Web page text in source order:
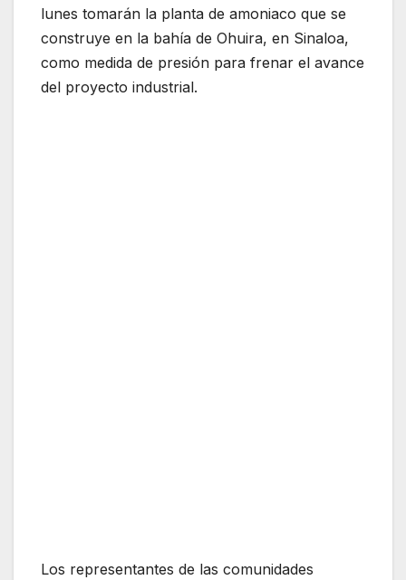
lunes tomarán la planta de amoniaco que se
construye en la bahía de Ohuira, en Sinaloa,
como medida de presión para frenar el avance
del proyecto industrial.
Los representantes de las comunidades